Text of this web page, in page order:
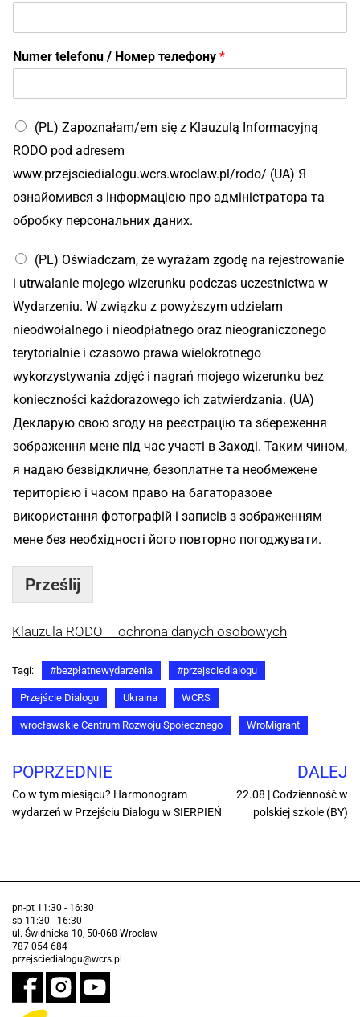
Numer telefonu / Номер телефону *
(PL) Zapoznałam/em się z Klauzulą Informacyjną
RODO pod adresem
www.przejsciedialogu.wcrs.wroclaw.pl/rodo/ (UA) Я
ознайомився з інформацією про адміністратора та
обробку персональних даних.
(PL) Oświadczam, że wyrażam zgodę na rejestrowanie
i utrwalanie mojego wizerunku podczas uczestnictwa w
Wydarzeniu. W związku z powyższym udzielam
nieodwołalnego i nieodpłatnego oraz nieograniczonego
terytorialnie i czasowo prawa wielokrotnego
wykorzystywania zdjęć i nagrań mojego wizerunku bez
konieczności każdorazowego ich zatwierdzania. (UA)
Декларую свою згоду на реєстрацію та збереження
зображення мене під час участі в Заході. Таким чином,
я надаю безвідкличне, безоплатне та необмежене
територією і часом право на багаторазове
використання фотографій і записів з зображенням
мене без необхідності його повторно погоджувати.
Prześlij
Klauzula RODO – ochrona danych osobowych
Tagi: #bezpłatnewydarzenia #przejsciedialogu
Przejście Dialogu Ukraina WCRS
wrocławskie Centrum Rozwoju Społecznego WroMigrant
POPRZEDNIE
Co w tym miesiącu? Harmonogram
wydarzeń w Przejściu Dialogu w SIERPIEŃ
DALEJ
22.08 | Codzienność w
polskiej szkole (BY)
pn-pt 11:30 - 16:30
sb 11:30 - 16:30
ul. Świdnicka 10, 50-068 Wrocław
787 054 684
przejsciedialogu@wcrs.pl